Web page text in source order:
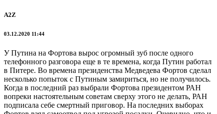
A2Z
03.12.2020 11:44
У Путина на Фортова вырос огромный зуб после одного
телефонного разговора еще в те времена, когда Путин работал
в Питере. Во времена президенства Медведева Фортов сделал
несколько попыток с Путиным замириться, но не получилось.
Когда в последний раз выбрали Фортова президентом РАН
вопреки настоятельным советам сверху этого не делать, РАН
подписала себе смертный приговор. На последних выборах